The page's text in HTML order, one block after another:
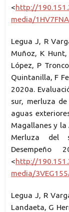
<http://
media/
Legua J, R
Muñoz, K
López, P
Quintanilla, F
2020a.
sur, merluza
aguas
Magallanes y la
Merluza del
Desempeño
<http://
media/
Legua J, R
Landaeta, G